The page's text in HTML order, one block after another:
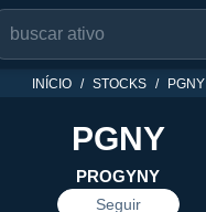
INÍCIO STOCKS PGNY
PGNY
PROGYNY
Seguir